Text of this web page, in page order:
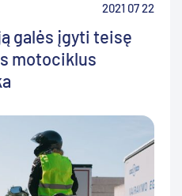
2021 07 22
galės įgyti teisę
motociklus